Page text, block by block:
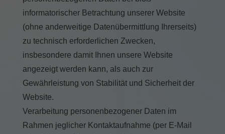
informatorischer Betrachtung unserer Website
(ohne anderweitige Datenübermittlung Ihrerseits)
zu technisch erforderlichen Zwecken,
insbesondere damit Ihnen unsere Website
angezeigt werden kann, als auch zur
Gewährleistung von Stabilität und Sicherheit der
Website.
Verarbeitung personenbezogener Daten im
Rahmen jeglicher Kontaktaufnahme (per E-Mail
Essenziell (1)
Essenzielle Cookies ermöglichen grundlegende Funktionen und sind für
die einwandfreie Funktion der Website erforderlich.
Cookie-Informationen anzeigen
Statistiken (2)
Statistik Cookies erfassen Informationen anonym. Diese Informationen
Marketing (1)